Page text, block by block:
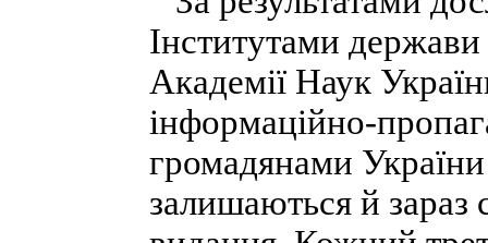
Інститутами держави
Академії Наук
інформаційно-
громадянами України
залишаються й зараз